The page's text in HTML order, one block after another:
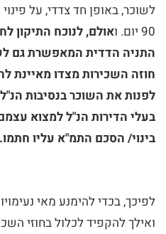
לשוכר, באופן חד צדדי, על
90 יום. ו
אולם, לנוכח התיקון
התניה הדדית המאפשרת גם
חוזה השכירות מצדו מאיינת
לפנות את השוכר בנסיבות
בעלי הדירות הנ"ל למצוא
בינוי/ הסכם התמ"א עליו חתמו.
לפיכך, בכדי להימנע מאי
ואילך להקפיד לכלול בחוזי